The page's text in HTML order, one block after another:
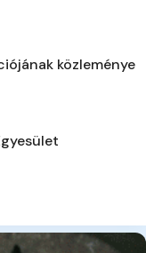
közleménye